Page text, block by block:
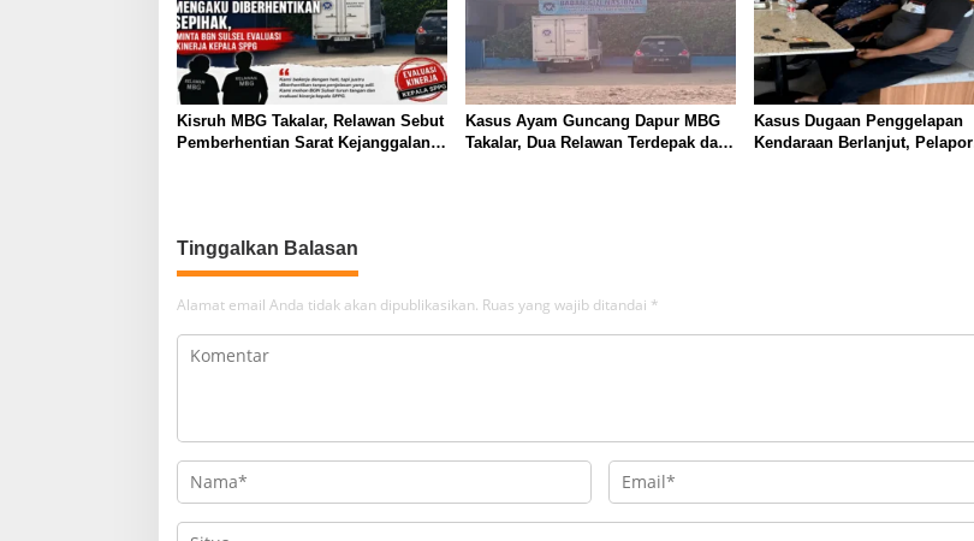
Kisruh MBG Takalar, Relawan Sebut
Pemberhentian Sarat Kejanggalan
Kasus Ayam Guncang Dapur MBG
Takalar, Dua Relawan Terdepak dari
Kasus Dugaan Penggelapan
Kendaraan Berlanjut, Pelapor
Tinggalkan Balasan
Alamat email Anda tidak akan dipublikasikan. Ruas yang wajib ditandai *